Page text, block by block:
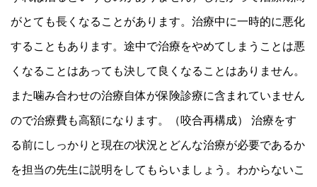
がとても長くなることがあります。治療中に一時的に悪化
することもあります。途中で治療をやめてしまうことは悪
くなることはあっても決して良くなることはありません。
また噛み合わせの治療自体が保険診療に含まれていません
ので治療費も高額になります。（咬合再構成） 治療をす
る前にしっかりと現在の状況とどんな治療が必要であるか
を担当の先生に説明をしてもらいましょう。わからないこ